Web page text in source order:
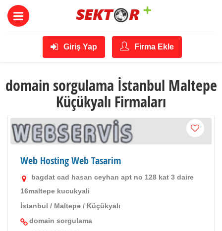
Giriş Yap Firma Ekle
domain sorgulama İstanbul Maltepe
Küçükyalı Firmaları
Web Hosting Web Tasarim
bagdat cad hasan ceyhan apt no 128 kat 3 daire
16maltepe kucukyali
İstanbul / Maltepe / Küçükyalı
domain sorgulama